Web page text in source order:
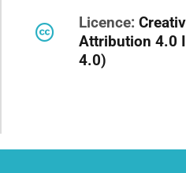
Licence:
Attribution 4.0
4.0)